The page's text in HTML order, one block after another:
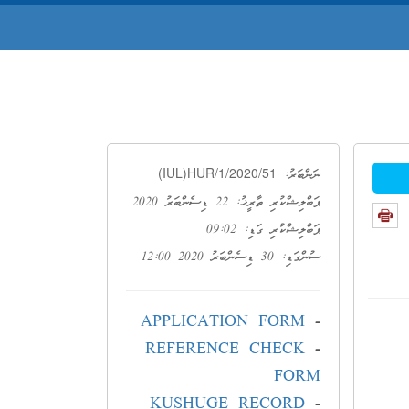
ނަންބަރު: (IUL)HUR/1/2020/51
ޕަބްލިޝްކުރި ތާރީޚު: 22 ޑިސެންބަރު 2020
ޕަބްލިޝްކުރި ގަޑި: 09:02
ސުންގަޑި: 30 ޑިސެންބަރު 2020 12:00
-
APPLICATION FORM
-
REFERENCE CHECK
FORM